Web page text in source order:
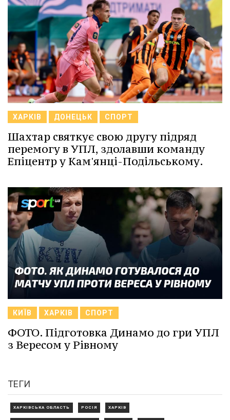
ХАРКІВ ДОНЕЦЬК СПОРТ
Шахтар святкує свою другу підряд
перемогу в УПЛ, здолавши команду
Епіцентр у Кам'янці-Подільському.
КИЇВ ХАРКІВ СПОРТ
ФОТО. Підготовка Динамо до гри УПЛ
з Вересом у Рівному
ТЕГИ
ХАРКІВСЬКА ОБЛАСТЬ РОСІЯ ХАРКІВ